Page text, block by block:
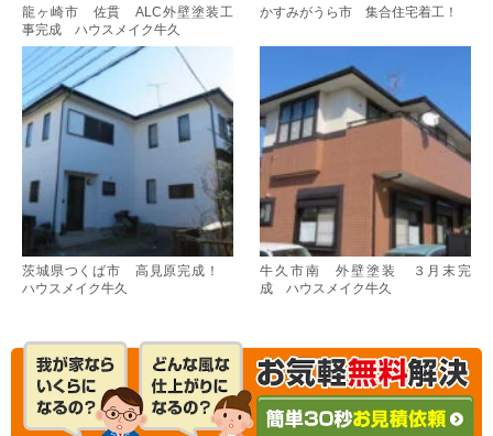
龍ヶ崎市 佐貫 ALC外壁塗装工
事完成 ハウスメイク牛久
かすみがうら市 集合住宅着工！
茨城県つくば市 高見原完成！
ハウスメイク牛久
牛久市南 外壁塗装 ３月末完
成 ハウスメイク牛久